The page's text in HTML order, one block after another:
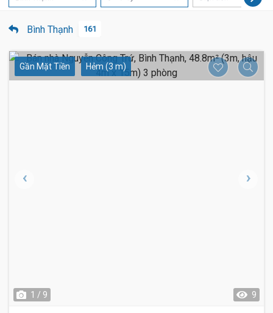
Bình Thạnh 161
Gần Mặt Tiền Hẻm (3 m)
1 / 9 9